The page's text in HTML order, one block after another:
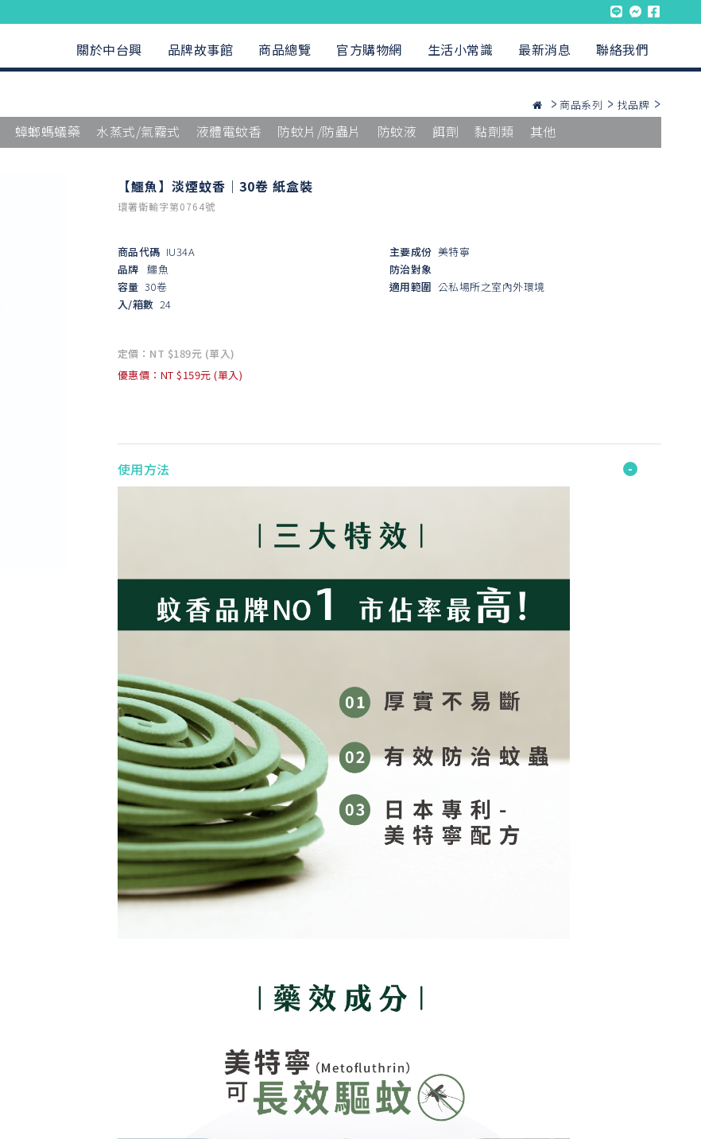
關於中台興 品牌故事館 商品總覽 官方購物網 生活小常識 最新消息 聯絡我們
商品系列 找品牌
蟑螂螞蟻藥 水蒸式/氣霧式 液體電蚊香 防蚊片/防蟲片 防蚊液 餌劑 黏劑類 其他
【鱷魚】淡煙蚊香｜30卷 紙盒裝
環署衛輸字第0764號
商品代碼 IU34A
品牌 鱷魚
容量 30卷
入/箱數 24
主要成份 美特寧
防治對象
適用範圍 公私場所之室內外環境
定價：NT $189元 (單入)
優惠價：NT $159元 (單入)
使用方法